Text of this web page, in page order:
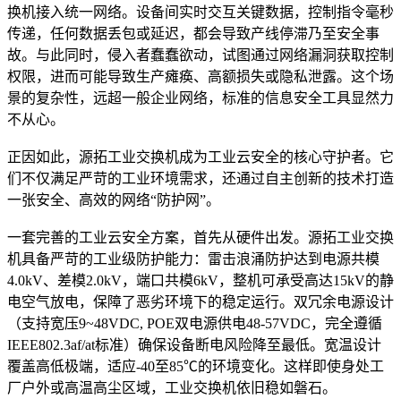
换机接入统一网络。设备间实时交互关键数据，控制指令毫秒
传递，任何数据丢包或延迟，都会导致产线停滞乃至安全事
故。与此同时，侵入者蠢蠢欲动，试图通过网络漏洞获取控制
权限，进而可能导致生产瘫痪、高额损失或隐私泄露。这个场
景的复杂性，远超一般企业网络，标准的信息安全工具显然力
不从心。
正因如此，源拓工业交换机成为工业云安全的核心守护者。它
们不仅满足严苛的工业环境需求，还通过自主创新的技术打造
一张安全、高效的网络“防护网”。
一套完善的工业云安全方案，首先从硬件出发。源拓工业交换
机具备严苛的工业级防护能力：雷击浪涌防护达到电源共模
4.0kV、差模2.0kV，端口共模6kV，整机可承受高达15kV的静
电空气放电，保障了恶劣环境下的稳定运行。双冗余电源设计
（支持宽压9~48VDC, POE双电源供电48-57VDC，完全遵循
IEEE802.3af/at标准）确保设备断电风险降至最低。宽温设计
覆盖高低极端，适应-40至85℃的环境变化。这样即使身处工
厂户外或高温高尘区域，工业交换机依旧稳如磐石。